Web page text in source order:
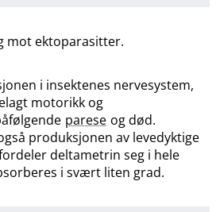
mot ektoparasitter.
i insektenes nervesystem,
motorikk og
parese og død.
produksjonen av levedyktige
deltametrin seg i hele
i svært liten grad.